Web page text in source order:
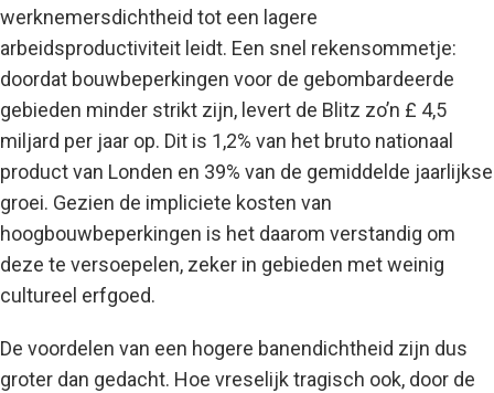
werknemersdichtheid tot een lagere
arbeidsproductiviteit leidt. Een snel rekensommetje:
doordat bouwbeperkingen voor de gebombardeerde
gebieden minder strikt zijn, levert de Blitz zo’n £ 4,5
miljard per jaar op. Dit is 1,2% van het bruto nationaal
product van Londen en 39% van de gemiddelde jaarlijkse
groei. Gezien de impliciete kosten van
hoogbouwbeperkingen is het daarom verstandig om
deze te versoepelen, zeker in gebieden met weinig
cultureel erfgoed.
De voordelen van een hogere banendichtheid zijn dus
groter dan gedacht. Hoe vreselijk tragisch ook, door de